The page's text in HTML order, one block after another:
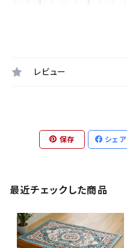
レビュー
保存 シェア
最近チェックした商品